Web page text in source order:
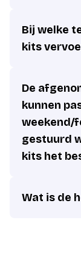
Bij welke
kits
De
kunnen
weekend/
gestuurd
kits het
Wat is de